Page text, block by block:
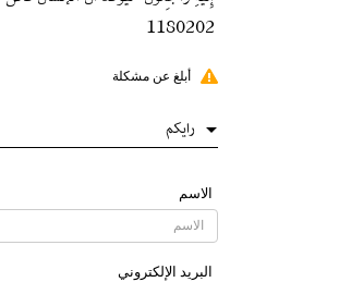
1180202
أبلغ عن مشكلة
رایکم
الاسم
البرید الإلکتروني